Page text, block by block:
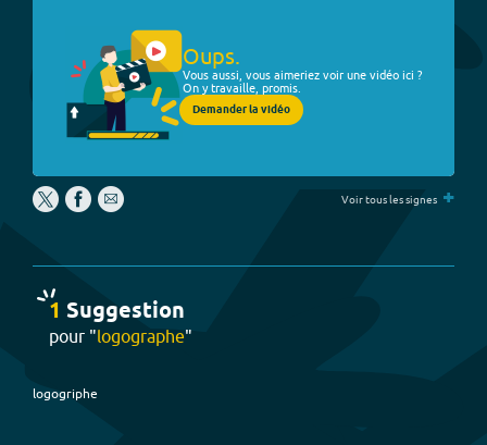
Oups.
Vous aussi, vous aimeriez voir une vidéo ici ?
On y travaille, promis.
Demander la vidéo
Voir tous les signes +
1 Suggestion
pour "logographe"
logogriphe